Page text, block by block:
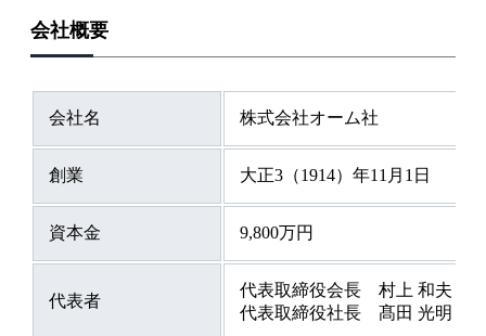
会社概要
会社名 株式会社オーム社
創業 大正3（1914）年11月1日
資本金 9,800万円
代表者
代表取締役会長 村上 和夫
代表取締役社長 髙田 光明